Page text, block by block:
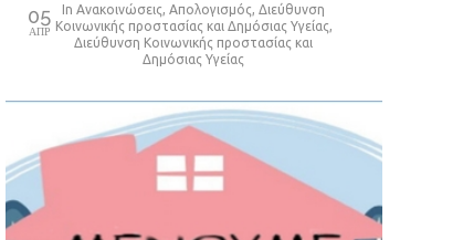
05
ΑΠΡ
inΑνακοινώσεις,Απολογισμός,Διεύθυνση
Κοινωνικής προστασίας και Δημόσιας Υγείας,
Διεύθυνση Κοινωνικής προστασίας και
Δημόσιας Υγείας